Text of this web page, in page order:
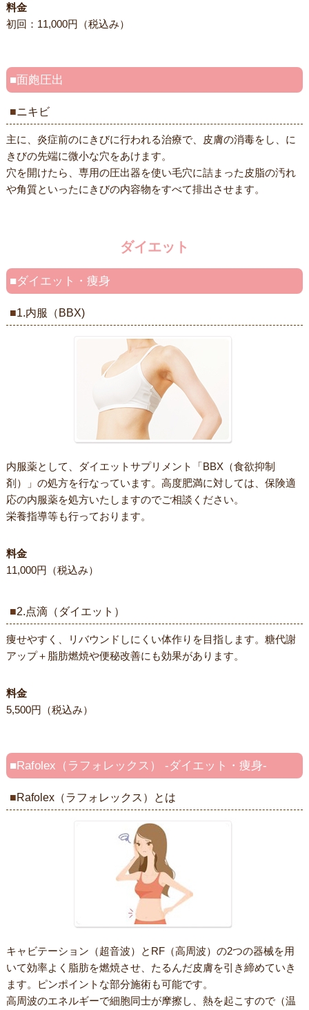
料金
初回：11,000円（税込み）
面皰圧出
ニキビ
主に、炎症前のにきびに行われる治療で、皮膚の消毒をし、に
きびの先端に微小な穴をあけます。
穴を開けたら、専用の圧出器を使い毛穴に詰まった皮脂の汚れ
や角質といったにきびの内容物をすべて排出させます。
ダイエット
ダイエット・痩身
1.内服（BBX)
内服薬として、ダイエットサプリメント「BBX（食欲抑制
剤）」の処方を行なっています。高度肥満に対しては、保険適
応の内服薬を処方いたしますのでご相談ください。
栄養指導等も行っております。
料金
11,000円（税込み）
2.点滴（ダイエット）
痩せやすく、リバウンドしにくい体作りを目指します。糖代謝
アップ＋脂肪燃焼や便秘改善にも効果があります。
料金
5,500円（税込み）
Rafolex（ラフォレックス） -ダイエット・痩身-
Rafolex（ラフォレックス）とは
キャビテーション（超音波）とRF（高周波）の2つの器械を用
いて効率よく脂肪を燃焼させ、たるんだ皮膚を引き締めていき
ます。ピンポイントな部分施術も可能です。
高周波のエネルギーで細胞同士が摩擦し、熱を起こすので（温